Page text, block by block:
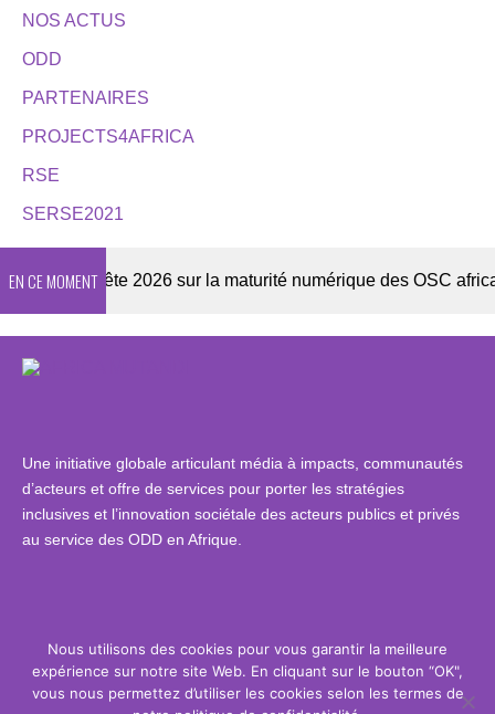
NOS ACTUS
ODD
PARTENAIRES
PROJECTS4AFRICA
RSE
SERSE2021
EN CE MOMENT
Enquête 2026 sur la maturité numérique des OSC
Une initiative globale articulant média à impacts, communautés
d’acteurs et offre de services pour porter les stratégies
inclusives et l’innovation sociétale des acteurs publics et privés
au service des ODD en Afrique.
Contact
contact@africamutandi.com
Nous utilisons des cookies pour vous garantir la meilleure
expérience sur notre site Web. En cliquant sur le bouton “OK",
vous nous permettez d’utiliser les cookies selon les termes de